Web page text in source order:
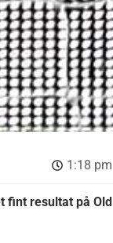
1:18 pm
fint resultat på Old